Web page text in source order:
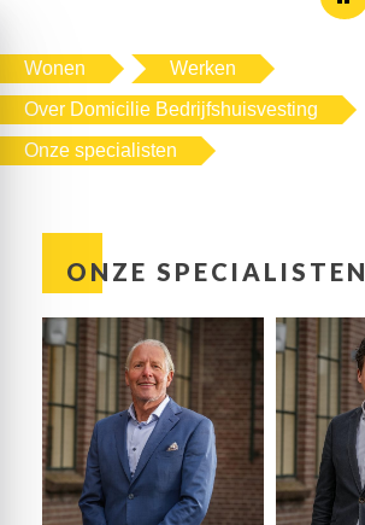
Wonen
Werken
Over Domicilie Bedrijfshuisvesting
Onze specialisten
ONZE SPECIALISTEN